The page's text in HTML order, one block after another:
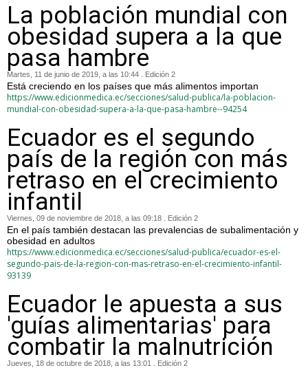
La población mundial con
obesidad supera a la que
pasa hambre
Martes, 11 de junio de 2019, a las 10:44 . Edición 2
Está creciendo en los países que más alimentos importan
https://www.edicionmedica.ec/secciones/salud-publica/la-poblacion-
mundial-con-obesidad-supera-a-la-que-pasa-hambre--94254
Ecuador es el segundo
país de la región con más
retraso en el crecimiento
infantil
Viernes, 09 de noviembre de 2018, a las 09:18 . Edición 2
En el país también destacan las prevalencias de subalimentación y
obesidad en adultos
https://www.edicionmedica.ec/secciones/salud-publica/ecuador-es-el-
segundo-pais-de-la-region-con-mas-retraso-en-el-crecimiento-infantil-
93139
Ecuador le apuesta a sus
'guías alimentarias' para
combatir la malnutrición
Jueves, 18 de octubre de 2018, a las 13:01 . Edición 2